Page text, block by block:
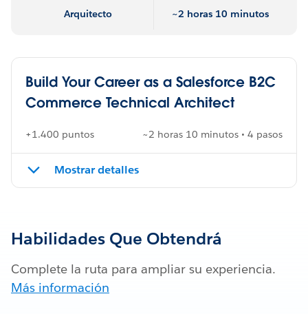
Arquitecto ~2 horas 10 minutos
Build Your Career as a Salesforce B2C
Commerce Technical Architect
+1.400 puntos ~2 horas 10 minutos • 4 pasos
Mostrar detalles
Habilidades Que Obtendrá
Complete la ruta para ampliar su experiencia.
Más información